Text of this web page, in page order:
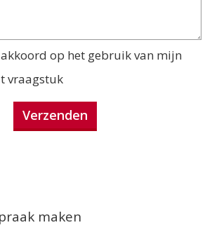
op het gebruik van mijn
vraagstuk
maken